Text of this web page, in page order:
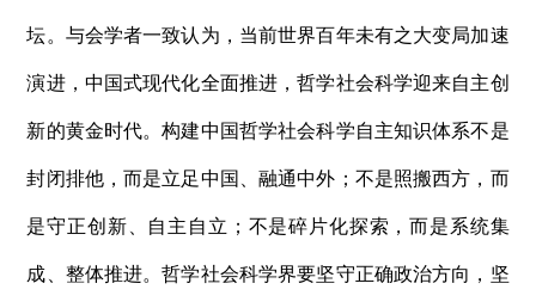
坛。与会学者一致认为，当前世界百年未有之大变局加速
演进，中国式现代化全面推进，哲学社会科学迎来自主创
新的黄金时代。构建中国哲学社会科学自主知识体系不是
封闭排他，而是立足中国、融通中外；不是照搬西方，而
是守正创新、自主自立；不是碎片化探索，而是系统集
成、整体推进。哲学社会科学界要坚守正确政治方向，坚